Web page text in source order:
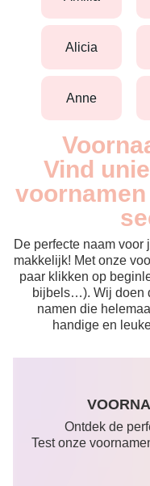
alicia
anne
Vind
De perfecte naam
makkelijk! Met onze
paar klikken op
bijbels…). Wij doen
namen die
handige en
Ontdek de
Test onze